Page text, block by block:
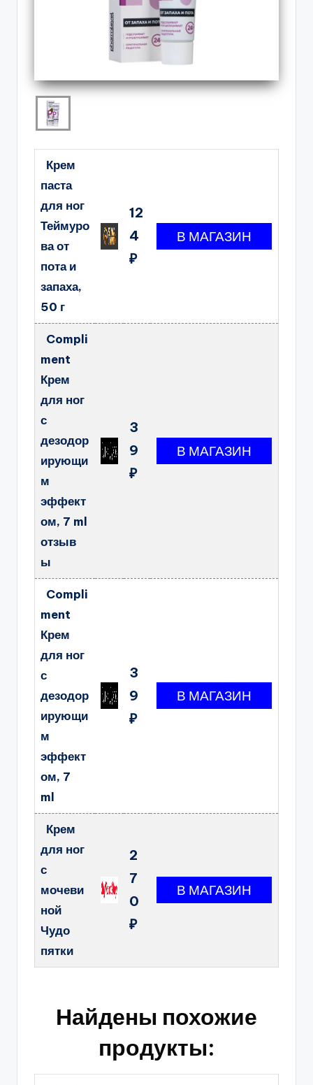
Крем
паста
для ног
Теймуро
ва от
пота и
запаха,
50 г
12
4
₽
Compli
ment
Крем
для ног
с
дезодор
ирующи
м
эффект
ом, 7 ml
отзыв
ы
3
9
₽
Compli
ment
Крем
для ног
с
дезодор
ирующи
м
эффект
ом, 7
ml
3
9
₽
Крем
для ног
с
мочеви
ной
Чудо
пятки
2
7
0
₽
Найдены похожие
продукты: